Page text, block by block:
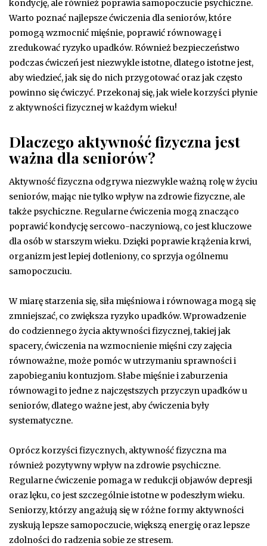
kondycję, ale również poprawia samopoczucie psychiczne.
Warto poznać najlepsze ćwiczenia dla seniorów, które
pomogą wzmocnić mięśnie, poprawić równowagę i
zredukować ryzyko upadków. Również bezpieczeństwo
podczas ćwiczeń jest niezwykle istotne, dlatego istotne jest,
aby wiedzieć, jak się do nich przygotować oraz jak często
powinno się ćwiczyć. Przekonaj się, jak wiele korzyści płynie
z aktywności fizycznej w każdym wieku!
Dlaczego aktywność fizyczna jest
ważna dla seniorów?
Aktywność fizyczna odgrywa niezwykle ważną rolę w życiu
seniorów, mając nie tylko wpływ na zdrowie fizyczne, ale
także psychiczne. Regularne ćwiczenia mogą znacząco
poprawić kondycję sercowo-naczyniową, co jest kluczowe
dla osób w starszym wieku. Dzięki poprawie krążenia krwi,
organizm jest lepiej dotleniony, co sprzyja ogólnemu
samopoczuciu.
W miarę starzenia się, siła mięśniowa i równowaga mogą się
zmniejszać, co zwiększa ryzyko upadków. Wprowadzenie
do codziennego życia aktywności fizycznej, takiej jak
spacery, ćwiczenia na wzmocnienie mięśni czy zajęcia
równoważne, może pomóc w utrzymaniu sprawności i
zapobieganiu kontuzjom. Słabe mięśnie i zaburzenia
równowagi to jedne z najczęstszych przyczyn upadków u
seniorów, dlatego ważne jest, aby ćwiczenia były
systematyczne.
Oprócz korzyści fizycznych, aktywność fizyczna ma
również pozytywny wpływ na zdrowie psychiczne.
Regularne ćwiczenie pomaga w redukcji objawów depresji
oraz lęku, co jest szczególnie istotne w podeszłym wieku.
Seniorzy, którzy angażują się w różne formy aktywności
zyskują lepsze samopoczucie, większą energię oraz lepsze
zdolności do radzenia sobie ze stresem.